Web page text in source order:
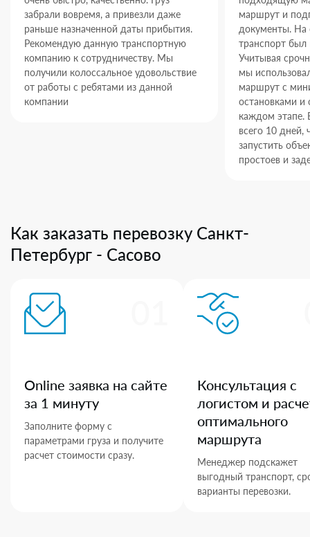
забрали вовремя, а привезли даже
раньше назначенной даты прибытия.
Рекомендую данную транспортную
компанию к сотрудничеству. Мы
получили колоссальное удовольствие
от работы с ребятами из данной
компании
маршрут и
документы. На
транспорт был
Учитывая
мы
маршрут с
остановками и
каждом этапе.
всего 10 дней,
запустить
простоев и
Как заказать перевозку Санкт-
Петербург - Сасово
Online заявка на сайте
за 1 минуту
Заполните форму с
параметрами груза и получите
расчет стоимости сразу.
Консультация с
логистом и
оптимального
маршрута
Менеджер подскажет
выгодный транспорт,
варианты перевозки.